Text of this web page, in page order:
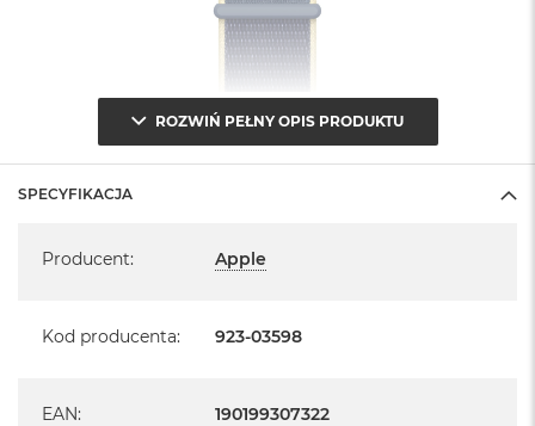
ROZWIŃ PEŁNY OPIS PRODUKTU
SPECYFIKACJA
Producent: Apple
Kod producenta: 923-03598
EAN: 190199307322